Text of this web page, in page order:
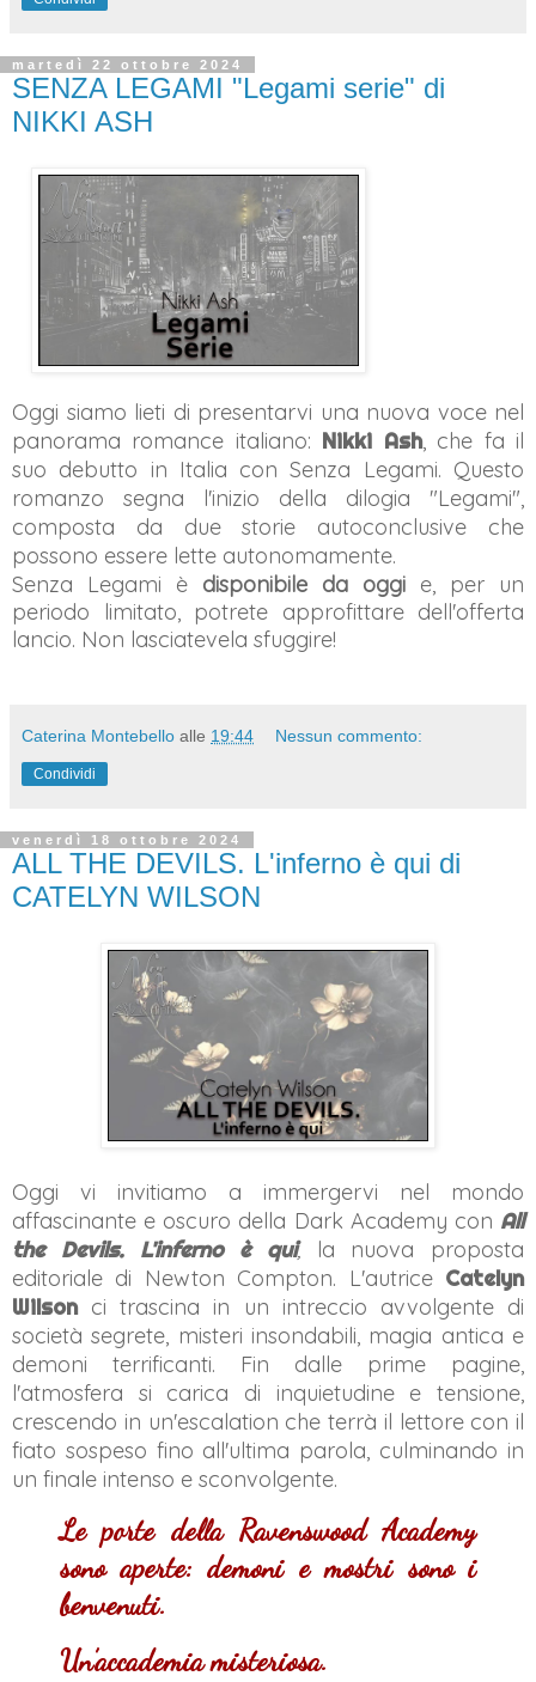
martedì 22 ottobre 2024
SENZA LEGAMI "Legami serie" di
NIKKI ASH
Oggi siamo lieti di presentarvi una nuova voce nel
panorama romance italiano: Nikki Ash, che fa il
suo debutto in Italia con Senza Legami. Questo
romanzo segna l'inizio della dilogia "Legami",
composta da due storie autoconclusive che
possono essere lette autonomamente.
Senza Legami è disponibile da oggi e, per un
periodo limitato, potrete approfittare dell'offerta
lancio. Non lasciatevela sfuggire!
Caterina Montebello alle 19:44 Nessun commento:
Condividi
venerdì 18 ottobre 2024
ALL THE DEVILS. L'inferno è qui di
CATELYN WILSON
Oggi vi invitiamo a immergervi nel mondo
affascinante e oscuro della Dark Academy con All
the Devils. L'inferno è qui,
la nuova proposta
editoriale di Newton Compton. L'autrice Catelyn
Wilsonci trascina in un intreccio avvolgente di
società segrete, misteri insondabili, magia antica e
demoni terrificanti. Fin dalle prime pagine,
l'atmosfera si carica di inquietudine e tensione,
crescendo in un'escalation che terrà il lettore con il
fiato sospeso fino all'ultima parola, culminando in
un finale intenso e sconvolgente.
Le porte della Ravenswood Academy
sono aperte: demoni e mostri sono i
benvenuti.
Un’accademia misteriosa.